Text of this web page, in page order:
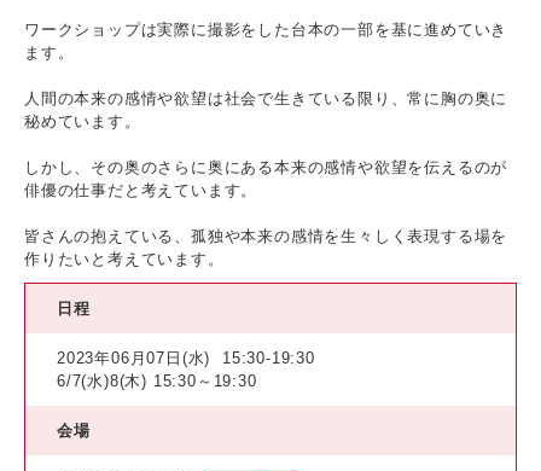
ワークショップは実際に撮影をした台本の一部を基に進めていき
ます。
人間の本来の感情や欲望は社会で生きている限り、常に胸の奥に
秘めています。
しかし、その奥のさらに奥にある本来の感情や欲望を伝えるのが
俳優の仕事だと考えています。
皆さんの抱えている、孤独や本来の感情を生々しく表現する場を
作りたいと考えています。
日程
2023年06月07日(水)
15:30-19:30
6/7(水)8(木) 15:30～19:30
会場